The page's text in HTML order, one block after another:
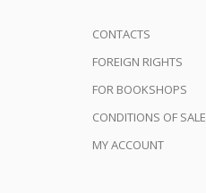
CONTACTS
FOREIGN RIGHTS
FOR BOOKSHOPS
CONDITIONS OF SALE
MY ACCOUNT